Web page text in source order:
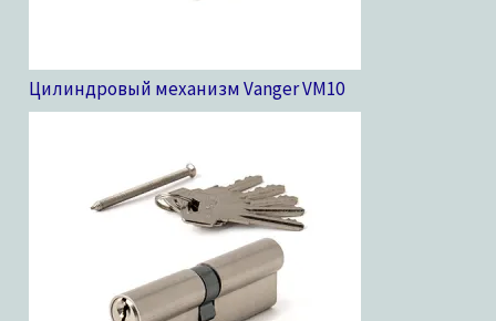
Цилиндровый механизм Vanger VM10